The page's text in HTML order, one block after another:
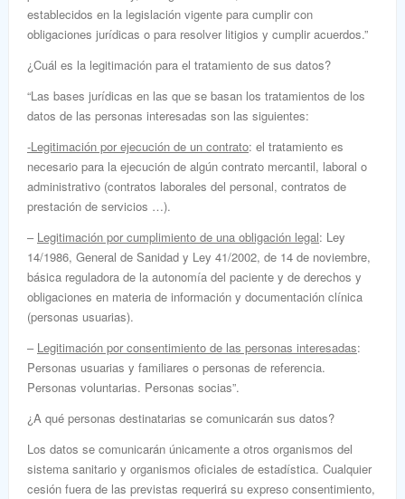
establecidos en la legislación vigente para cumplir con
obligaciones jurídicas o para resolver litigios y cumplir acuerdos.”
¿Cuál es la legitimación para el tratamiento de sus datos?
“Las bases jurídicas en las que se basan los tratamientos de los
datos de las personas interesadas son las siguientes:
-Legitimación por ejecución de un contrato: el tratamiento es
necesario para la ejecución de algún contrato mercantil, laboral o
administrativo (contratos laborales del personal, contratos de
prestación de servicios …).
– Legitimación por cumplimiento de una obligación legal: Ley
14/1986, General de Sanidad y Ley 41/2002, de 14 de noviembre,
básica reguladora de la autonomía del paciente y de derechos y
obligaciones en materia de información y documentación clínica
(personas usuarias).
– Legitimación por consentimiento de las personas interesadas:
Personas usuarias y familiares o personas de referencia.
Personas voluntarias. Personas socias”.
¿A qué personas destinatarias se comunicarán sus datos?
Los datos se comunicarán únicamente a otros organismos del
sistema sanitario y organismos oficiales de estadística. Cualquier
cesión fuera de las previstas requerirá su expreso consentimiento,